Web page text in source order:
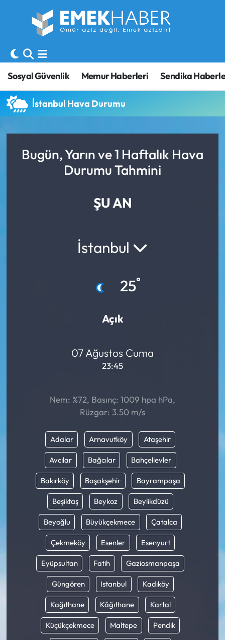
Sosyal Güvenlik Memur Haberleri Sendika
İstanbul Hava Durumu
Bugün, Yarın ve 1 Haftalık Hava
Durumu Tahmini
ŞU AN
İstanbul
25°
Açık
07 Ağustos Cuma
23:45
Nem: %72, Basınç: 1009 hpa hPa,
Rüzgar: 3.50 m/s
Adalar Arnavutköy Ataşehir
Avcılar Bağcılar Bahçelievler
Bakırköy Başakşehir Bayrampaşa
Beşiktaş Beykoz Beylikdüzü
Beyoğlu Büyükçekmece Çatalca
Çekmeköy Esenler Esenyurt
Eyüpsultan Fatih Gaziosmanpaşa
Güngören Istanbul Kadıköy
Kağıthane Kâğıthane Kartal
Küçükçekmece Maltepe Pendik
Sosyal Güvenlik
Sendika
SORU-CEVAP
Gündem
Yargı Kararları
Hava Durumu
Trafik Durumu
Süper Lig Puan Durumu ve Fikstür
Tüm Manşetler
Haber Arşivi